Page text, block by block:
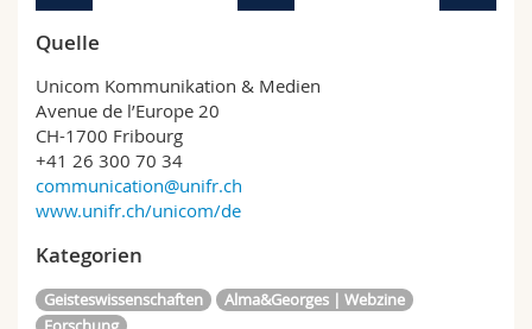
Quelle
Unicom Kommunikation & Medien
Avenue de l’Europe 20
CH-1700 Fribourg
+41 26 300 70 34
communication@unifr.ch
www.unifr.ch/unicom/de
Kategorien
Geisteswissenschaften
Alma&Georges | Webzine